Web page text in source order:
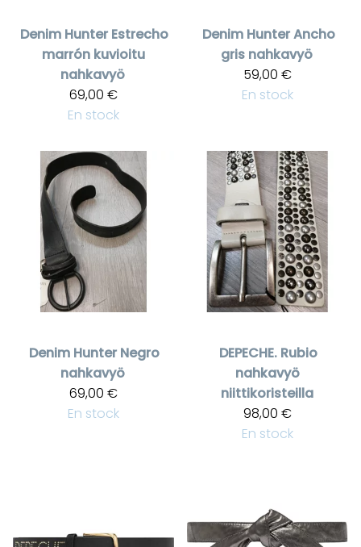
Denim Hunter Estrecho
marrón kuvioitu
nahkavyö
69,00 €
En stock
Denim HunterAncho
gris nahkavyö
59,00 €
En stock
Denim Hunter Negro
nahkavyö
69,00 €
En stock
DEPECHE. Rubio
nahkavyö
niittikoristeilla
98,00 €
En stock